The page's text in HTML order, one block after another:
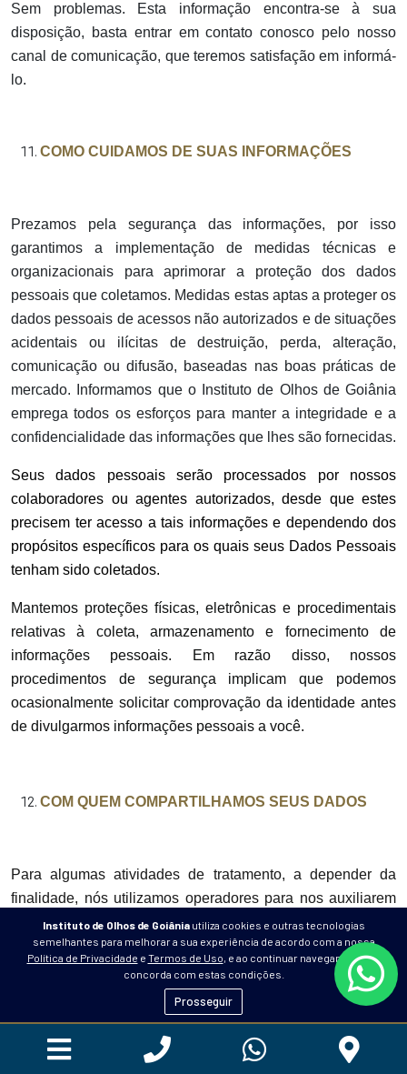
Instituto de Olhos de Goiâniautiliza cookies e outras tecnologias
semelhantes para melhorar a sua experiência de acordo com a nossa
Política de Privacidade e Termos de Uso, e ao continuar navegando você
concorda com estas condições.
Prosseguir
Sem problemas. Esta informação encontra-se à sua
disposição, basta entrar em contato conosco pelo nosso
canal de comunicação, que teremos satisfação em informá-
lo.
COMO CUIDAMOS DE SUAS INFORMAÇÕES
Prezamos pela segurança das informações, por isso
garantimos a implementação de medidas técnicas e
organizacionais para aprimorar a proteção dos dados
pessoais que coletamos. Medidas estas aptas a proteger os
dados pessoais de acessos não autorizados e de situações
acidentais ou ilícitas de destruição, perda, alteração,
comunicação ou difusão, baseadas nas boas práticas de
mercado. Informamos que o Instituto de Olhos de Goiânia
emprega todos os esforços para manter a integridade e a
confidencialidade das informações que lhes são fornecidas.
Seus dados pessoais serão processados por nossos
colaboradores ou agentes autorizados, desde que estes
precisem ter acesso a tais informações e dependendo dos
propósitos específicos para os quais seus Dados Pessoais
tenham sido coletados.
Mantemos proteções físicas, eletrônicas e procedimentais
relativas à coleta, armazenamento e fornecimento de
informações pessoais. Em razão disso, nossos
procedimentos de segurança implicam que podemos
ocasionalmente solicitar comprovação da identidade antes
de divulgarmos informações pessoais a você.
COM QUEM COMPARTILHAMOS SEUS DADOS
Para algumas atividades de tratamento, a depender da
finalidade, nós utilizamos operadores para nos auxiliarem
com o tratamento de seus dados pessoais. Isso ocorre, por
exemplo, em relação a algumas atividades financeiras,
jurídicas e de logística.
adotaremos as medidas disponíveis no
todas as normas de segurança da informação e para que o